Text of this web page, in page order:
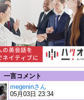
一言コメント
megeninさん
05月03日 23:34